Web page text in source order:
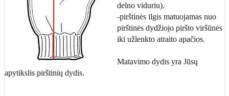
delno viduriu).
-pirštinės ilgis matuojamas nuo
pirštinės dydžiojo piršto viršūnės
iki užlenkto atraito apačios.
Matavimo dydis yra Jūsų
apytikslis pirštinių dydis.